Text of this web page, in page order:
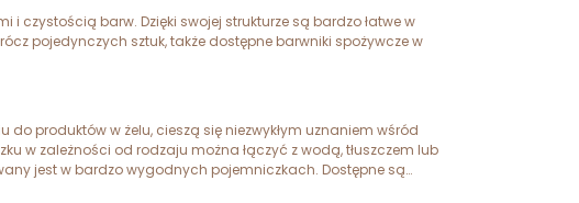
czystością barw. Dzięki swojej strukturze są bardzo łatwe w
pojedynczych sztuk, także dostępne barwniki spożywcze w
produktów w żelu, cieszą się niezwykłym uznaniem wśród
w zależności od rodzaju można łączyć z wodą, tłuszczem lub
jest w bardzo wygodnych pojemniczkach. Dostępne są